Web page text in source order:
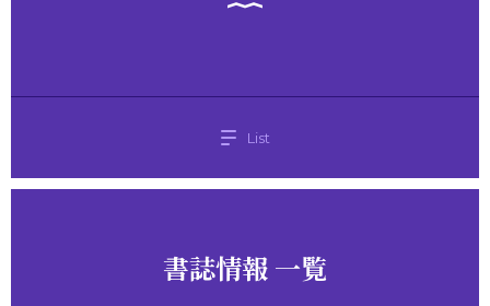
List
書誌情報 一覧